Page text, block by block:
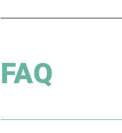
FAQ